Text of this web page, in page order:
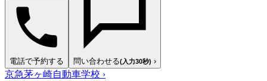
電話で予約する 問い合わせる(入力30秒) ›
京急茅ヶ崎自動車学校 ›